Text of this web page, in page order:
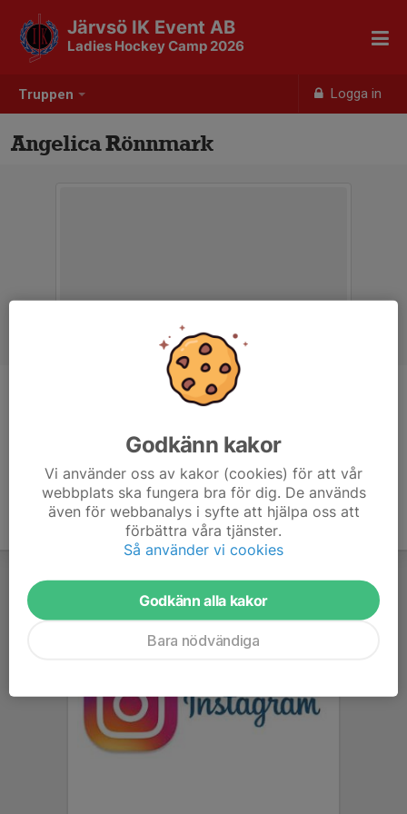
Truppen Logga in
Järvsö IK Event AB
Ladies Hockey Camp 2026
Angelica Rönnmark
Godkänn kakor
Vi använder oss av kakor (cookies) för att vår
webbplats ska fungera bra för dig. De används
även för webbanalys i syfte att hjälpa oss att
förbättra våra tjänster.
Så använder vi cookies
Godkänn alla kakor
Bara nödvändiga